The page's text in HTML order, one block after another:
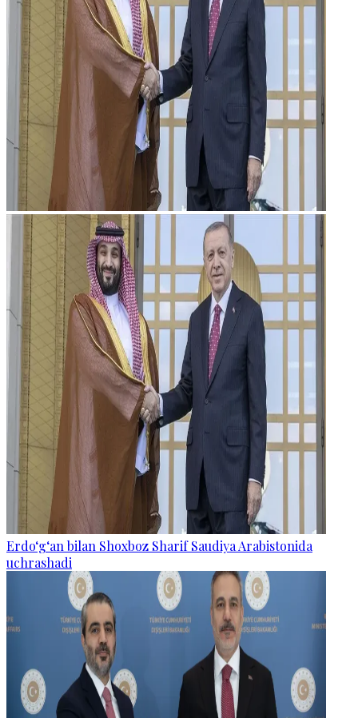
Erdo‘g‘an bilan Shoxboz Sharif Saudiya Arabistonida
uchrashadi